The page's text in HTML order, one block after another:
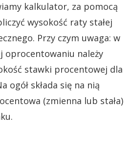
kalkulator, za pomocą
wysokość raty stałej
Przy czym uwaga: w
oprocentowaniu należy
stawki procentowej dla
ogół składa się na nią
(zmienna lub stała)